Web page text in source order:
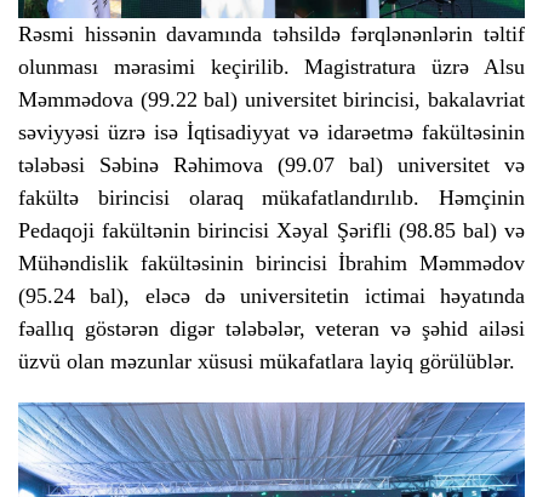
Rəsmi hissənin davamında təhsildə fərqlənənlərin təltif
olunması mərasimi keçirilib. Magistratura üzrə Alsu
Məmmədova (99.22 bal) universitet birincisi, bakalavriat
səviyyəsi üzrə isə İqtisadiyyat və idarəetmə fakültəsinin
tələbəsi Səbinə Rəhimova (99.07 bal) universitet və
fakültə birincisi olaraq mükafatlandırılıb. Həmçinin
Pedaqoji fakültənin birincisi Xəyal Şərifli (98.85 bal) və
Mühəndislik fakültəsinin birincisi İbrahim Məmmədov
(95.24 bal), eləcə də universitetin ictimai həyatında
fəallıq göstərən digər tələbələr, veteran və şəhid ailəsi
üzvü olan məzunlar xüsusi mükafatlara layiq görülüblər.